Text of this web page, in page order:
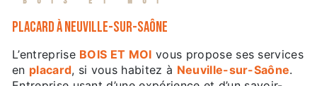
placard à Neuville-sur-Saône
L’entreprise BOIS ET MOI vous propose ses services
en placard, si vous habitez à Neuville-sur-Saône.